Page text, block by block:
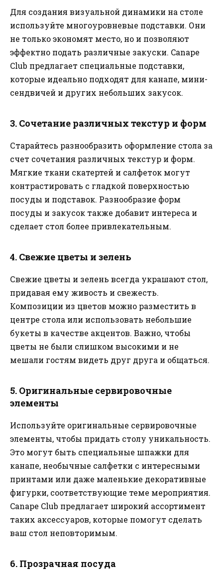
Для создания визуальной динамики на столе
используйте многоуровневые подставки. Они
не только экономят место, но и позволяют
эффектно подать различные закуски. Canape
Club предлагает специальные подставки,
которые идеально подходят для канапе, мини-
сендвичей и других небольших закусок.
3. Сочетание различных текстур и форм
Старайтесь разнообразить оформление стола за
счет сочетания различных текстур и форм.
Мягкие ткани скатертей и салфеток могут
контрастировать с гладкой поверхностью
посуды и подставок. Разнообразие форм
посуды и закусок также добавит интереса и
сделает стол более привлекательным.
4. Свежие цветы и зелень
Свежие цветы и зелень всегда украшают стол,
придавая ему живость и свежесть.
Композиции из цветов можно разместить в
центре стола или использовать небольшие
букеты в качестве акцентов. Важно, чтобы
цветы не были слишком высокими и не
мешали гостям видеть друг друга и общаться.
5. Оригинальные сервировочные
элементы
Используйте оригинальные сервировочные
элементы, чтобы придать столу уникальность.
Это могут быть специальные шпажки для
канапе, необычные салфетки с интересными
принтами или даже маленькие декоративные
фигурки, соответствующие теме мероприятия.
Canape Club предлагает широкий ассортимент
таких аксессуаров, которые помогут сделать
ваш стол неповторимым.
6. Прозрачная посуда